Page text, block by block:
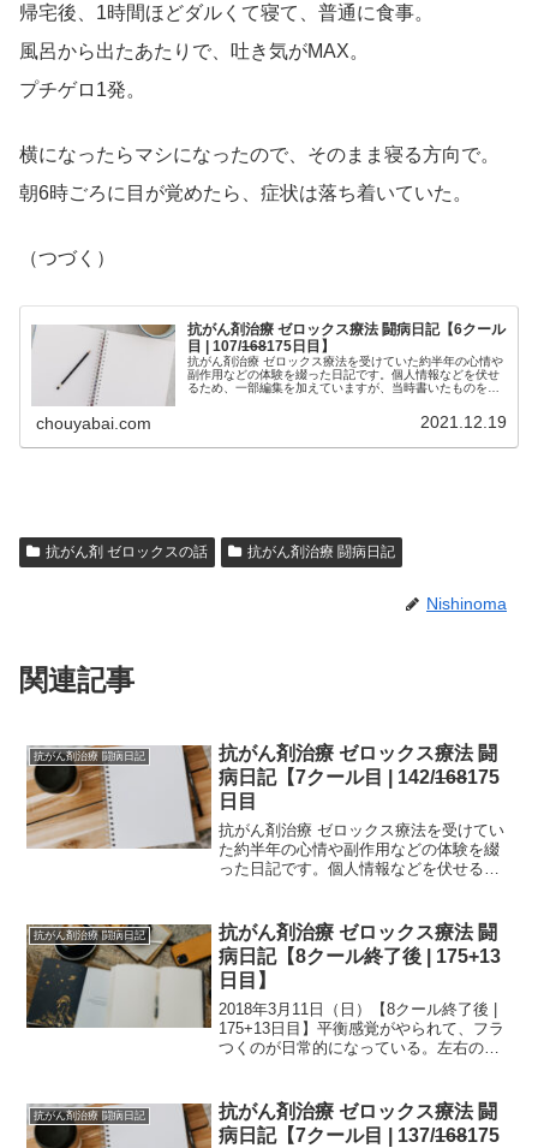
帰宅後、1時間ほどダルくて寝て、普通に食事。
風呂から出たあたりで、吐き気がMAX。
プチゲロ1発。
横になったらマシになったので、そのまま寝る方向で。
朝6時ごろに目が覚めたら、症状は落ち着いていた。
（つづく）
抗がん剤治療 ゼロックス療法 闘病日記【6クール
目 | 107/168175日目】
抗がん剤治療 ゼロックス療法を受けていた約半年の心情や
副作用などの体験を綴った日記です。個人情報などを伏せ
るため、一部編集を加えていますが、当時書いたものを、
chouyabai.com 2021.12.19
抗がん剤 ゼロックスの話 抗がん剤治療 闘病日記
Nishinoma
関連記事
抗がん剤治療 闘病日記
抗がん剤治療 ゼロックス療法 闘
病日記【7クール目 | 142/168175
日目
抗がん剤治療 ゼロックス療法を受けてい
た約半年の心情や副作用などの体験を綴
った日記です。個人情報などを伏せるた
す。治療中の方は、どの時期でどのよう
な副作用が生じるか参考...
抗がん剤治療 闘病日記
抗がん剤治療 ゼロックス療法 闘
病日記【8クール終了後 | 175+13
日目】
2018年3月11日（日）【8クール終了後 |
175+13日目】平衡感覚がやられて、フラ
つくのが日常的になっている。左右の壁
ど体力を消費した後は普通に立っている
だけで...
抗がん剤治療 闘病日記
抗がん剤治療 ゼロックス療法 闘
病日記【7クール目 | 137/168175